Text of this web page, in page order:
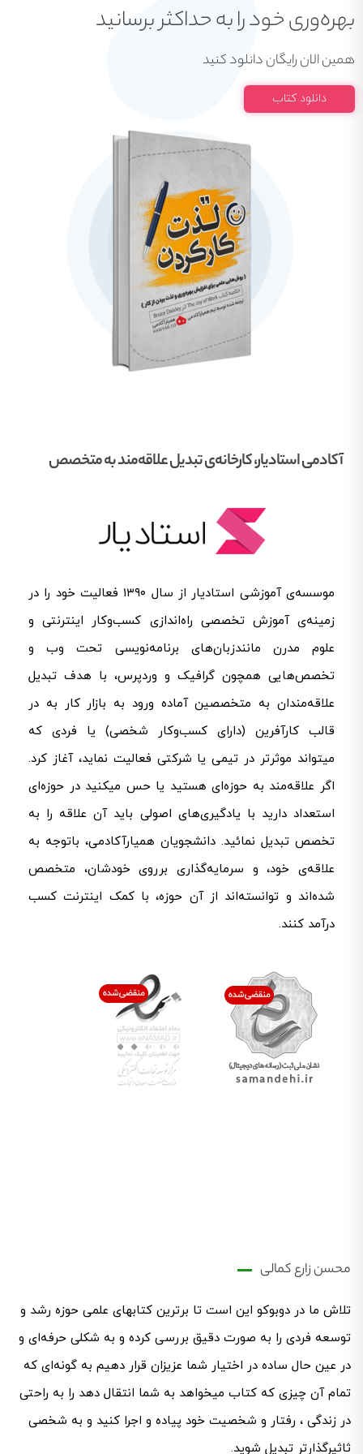
بهره‌وری خود را به حداکثر برسانید
همین الان رایگان دانلود کنید
دانلود کتاب
آکادمی استادیار، کارخانه‌ی تبدیل علاقه‌مند به متخصص
موسسه‌ی آموزشی استادیار از سال ۱۳۹۰ فعالیت خود را در
زمینه‌ی آموزش تخصصی راه‌اندازی کسب‌و‌کار اینترنتی و
علوم مدرن مانندزبان‌های برنامه‌نویسی تحت وب و
تخصص‌هایی همچون گرافیک و وردپرس، با هدف تبدیل
علاقه‌مندان به متخصصین آماده ورود به بازار کار به در
قالب کارآفرین (دارای کسب‌وکار شخصی) یا فردی که
میتواند موثرتر در تیمی یا شرکتی فعالیت نماید، آغاز کرد.
اگر علاقه‌مند به حوزه‌ای هستید یا حس میکنید در حوزه‌ای
استعداد دارید با یادگیری‌های اصولی باید آن علاقه را به
تخصص تبدیل نمائید. دانشجویان همیارآکادمی، باتوجه به
علاقه‌ی خود، و سرمایه‌گذاری برروی خودشان، متخصص
شده‌اند و توانسته‌اند از آن حوزه، با کمک اینترنت کسب
درآمد کنند.
محسن زارع کمالی
تلاش ما در دوبوکو این است تا برترین کتابهای علمی حوزه رشد و
توسعه فردی را به صورت دقیق بررسی کرده و به شکلی حرفه‌ای ‌و
در عین حال ساده در اختیار شما عزیزان قرار دهیم به گونه‌ای که
تمام آن چیزی که کتاب میخواهد به شما انتقال دهد را به راحتی
در زندگی ، رفتار و شخصیت خود پیاده و اجرا کنید و به شخصی
ثاثیرگذارتر تبدیل شوید.